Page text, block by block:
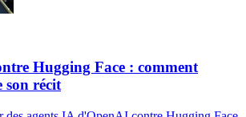
Hugging Face : comment
son récit